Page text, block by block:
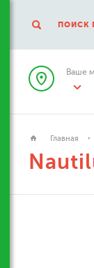
ПОИСК
Ваше
Главная